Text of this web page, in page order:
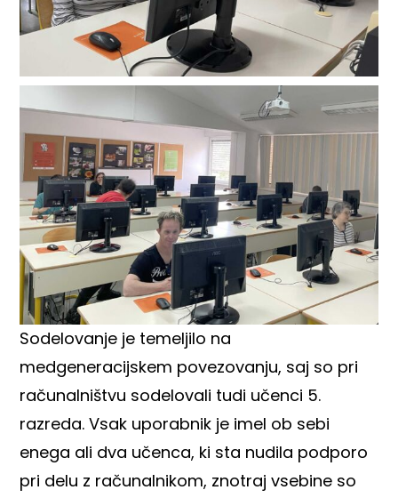
Sodelovanje je temeljilo na
medgeneracijskem povezovanju, saj so pri
računalništvu sodelovali tudi učenci 5.
razreda. Vsak uporabnik je imel ob sebi
enega ali dva učenca, ki sta nudila podporo
pri delu z računalnikom, znotraj vsebine so